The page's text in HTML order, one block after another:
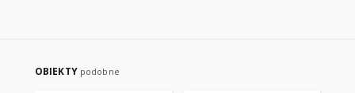
OBIEKTY podobne